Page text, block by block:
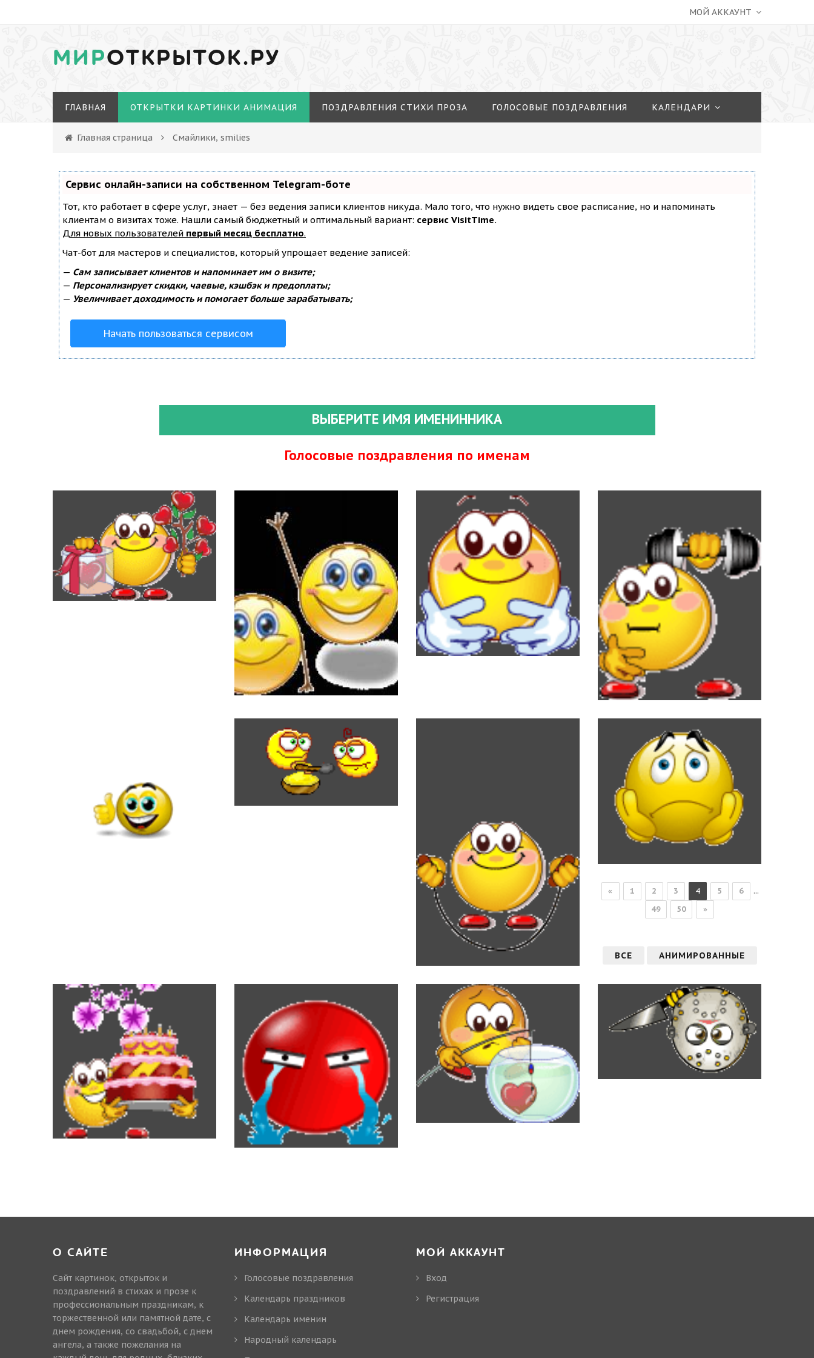
МОЙ АККАУНТ
МИРОТКРЫТОК.РУ
ГЛАВНАЯ ОТКРЫТКИ КАРТИНКИ АНИМАЦИЯ ПОЗДРАВЛЕНИЯ СТИХИ ПРОЗА ГОЛОСОВЫЕ ПОЗДРАВЛЕНИЯ КАЛЕНДАРИ
Главная страница Смайлики, smilies
Сервис онлайн-записи на собственном Telegram-боте
Тот, кто работает в сфере услуг, знает — без ведения записи клиентов никуда. Мало того, что нужно видеть свое расписание, но и напоминать
клиентам о визитах тоже. Нашли самый бюджетный и оптимальный вариант: сервис VisitTime.
Для новых пользователей первый месяц бесплатно.
Чат-бот для мастеров и специалистов, который упрощает ведение записей:
— Сам записывает клиентов и напоминает им о визите;
— Персонализирует скидки, чаевые, кэшбэк и предоплаты;
— Увеличивает доходимость и помогает больше зарабатывать;
Начать пользоваться сервисом
ВЫБЕРИТЕ ИМЯ ИМЕНИННИКА
Голосовые поздравления по именам
« 1 2 3 4 5 6 ...
49 50 »
ВСЕ АНИМИРОВАННЫЕ
О САЙТЕ
Сайт картинок, открыток и
поздравлений в стихах и прозе к
профессиональным праздникам, к
торжественной или памятной дате, с
днем рождения, со свадьбой, с днем
ангела, а также пожелания на
ИНФОРМАЦИЯ
Голосовые поздравления
Календарь праздников
Календарь именин
Народный календарь
МОЙ АККАУНТ
Вход
Регистрация